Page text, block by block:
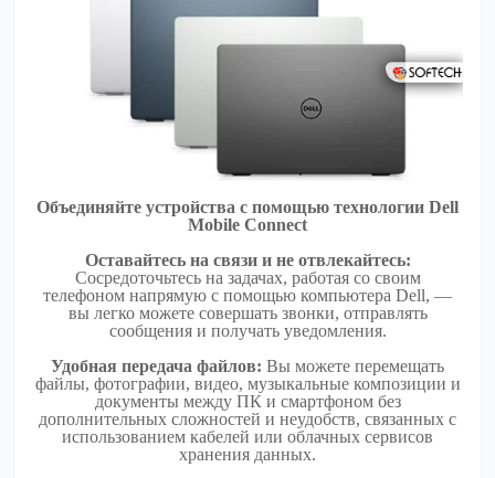
Объединяйте устройства с помощью технологии Dell
Mobile Connect
Оставайтесь на связи и не отвлекайтесь:
Сосредоточьтесь на задачах, работая со своим
телефоном напрямую с помощью компьютера Dell, —
вы легко можете совершать звонки, отправлять
сообщения и получать уведомления.
Удобная передача файлов: Вы можете перемещать
файлы, фотографии, видео, музыкальные композиции и
документы между ПК и смартфоном без
дополнительных сложностей и неудобств, связанных с
использованием кабелей или облачных сервисов
хранения данных.